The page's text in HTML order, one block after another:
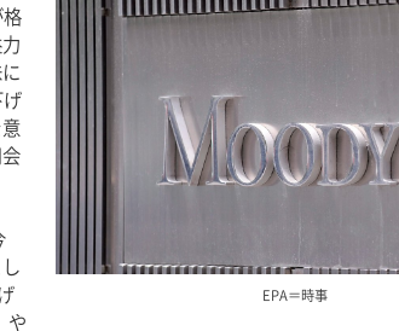
EPA＝時事
格
げ
や